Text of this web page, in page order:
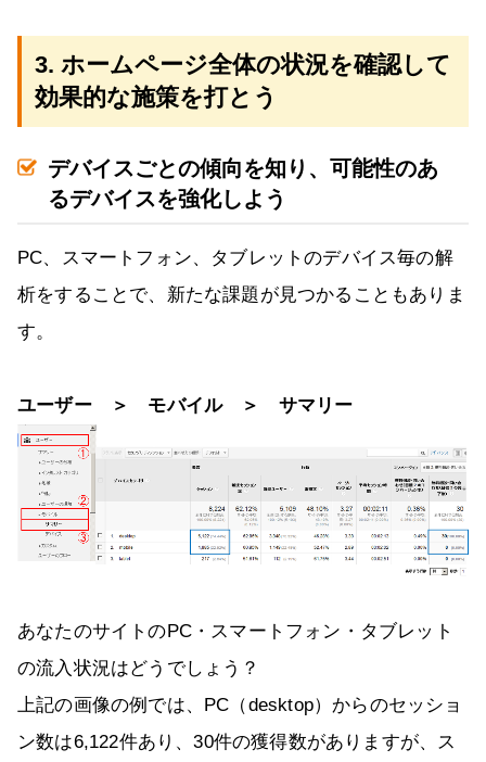
3. ホームページ全体の状況を確認して
効果的な施策を打とう
デバイスごとの傾向を知り、可能性のあ
るデバイスを強化しよう
PC、スマートフォン、タブレットのデバイス毎の解
析をすることで、新たな課題が見つかることもありま
す。
ユーザー ＞ モバイル ＞ サマリー
あなたのサイトのPC・スマートフォン・タブレット
の流入状況はどうでしょう？
上記の画像の例では、PC（desktop）からのセッショ
ン数は6,122件あり、30件の獲得数がありますが、ス